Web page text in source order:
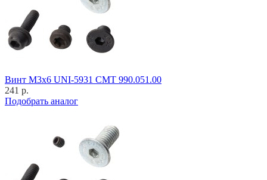
Винт M3x6 UNI-5931 CMT 990.051.00
241 р.
Подобрать аналог